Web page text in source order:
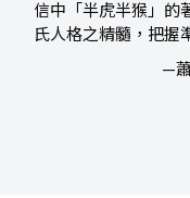
信中「半虎半猴」的
氏人格之精髓，把握
—